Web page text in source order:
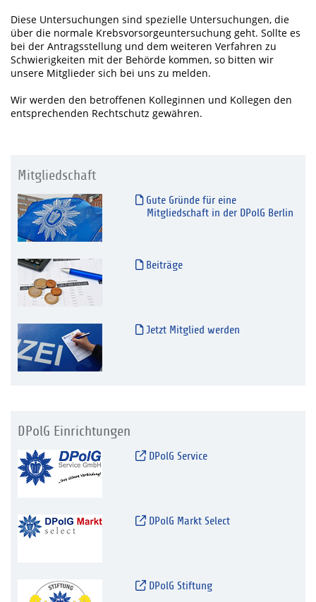
Diese Untersuchungen sind spezielle Untersuchungen, die
über die normale Krebsvorsorgeuntersuchung geht. Sollte es
bei der Antragsstellung und dem weiteren Verfahren zu
Schwierigkeiten mit der Behörde kommen, so bitten wir
unsere Mitglieder sich bei uns zu melden.
Wir werden den betroffenen Kolleginnen und Kollegen den
entsprechenden Rechtschutz gewähren.
Mitgliedschaft
Gute Gründe für eine
Mitgliedschaft in der DPolG Berlin
Beiträge
Jetzt Mitglied werden
DPolG Einrichtungen
DPolG Service
DPolG Markt Select
DPolG Stiftung